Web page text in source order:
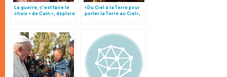
La guerre, c’est faire le
choix « de Caïn », déplore
«Du Ciel à la Terre pour
porter la Terre au Ciel»,